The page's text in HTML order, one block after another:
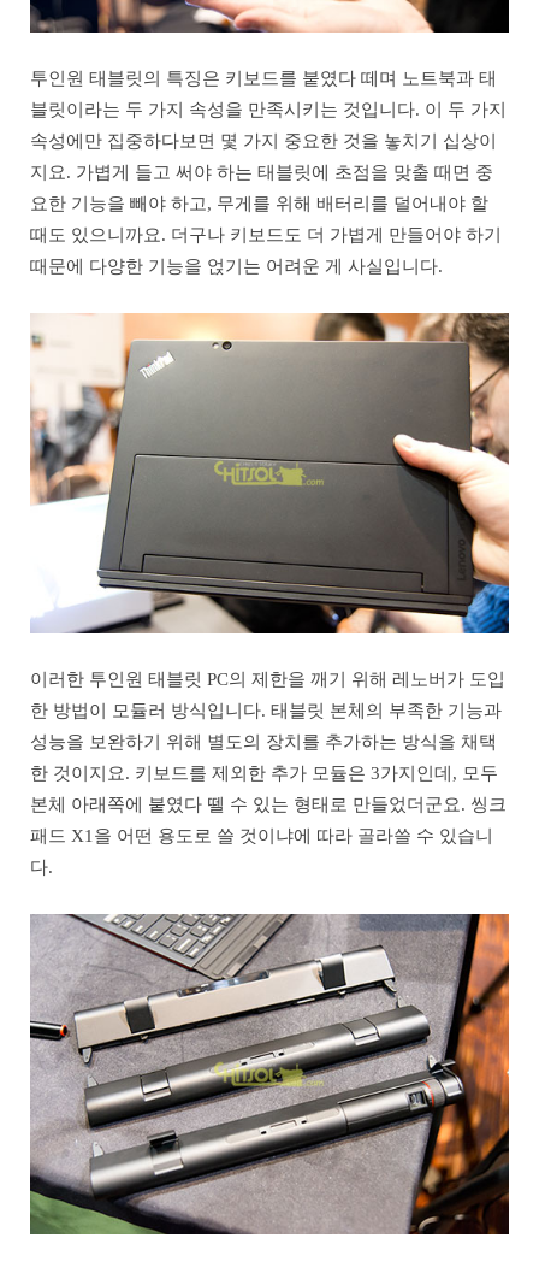
투인원 태블릿의 특징은 키보드를 붙였다 떼며 노트북과 태
블릿이라는 두 가지 속성을 만족시키는 것입니다. 이 두 가지
속성에만 집중하다보면 몇 가지 중요한 것을 놓치기 십상이
지요. 가볍게 들고 써야 하는 태블릿에 초점을 맞출 때면 중
요한 기능을 빼야 하고, 무게를 위해 배터리를 덜어내야 할
때도 있으니까요. 더구나 키보드도 더 가볍게 만들어야 하기
때문에 다양한 기능을 얹기는 어려운 게 사실입니다.
이러한 투인원 태블릿 PC의 제한을 깨기 위해 레노버가 도입
한 방법이 모듈러 방식입니다. 태블릿 본체의 부족한 기능과
성능을 보완하기 위해 별도의 장치를 추가하는 방식을 채택
한 것이지요. 키보드를 제외한 추가 모듈은 3가지인데, 모두
본체 아래쪽에 붙였다 뗄 수 있는 형태로 만들었더군요. 씽크
패드 X1을 어떤 용도로 쓸 것이냐에 따라 골라쓸 수 있습니
다.